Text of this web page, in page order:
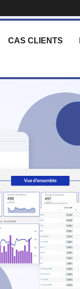
CAS CLIENTS